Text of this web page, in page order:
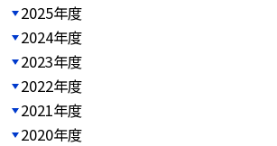
2025年度
2024年度
2023年度
2022年度
2021年度
2020年度